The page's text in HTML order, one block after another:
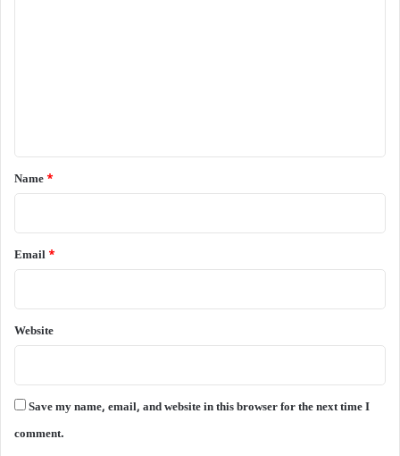
*
Name *
Email *
Website
Save my name, email, and website in this browser for the next time I
comment.